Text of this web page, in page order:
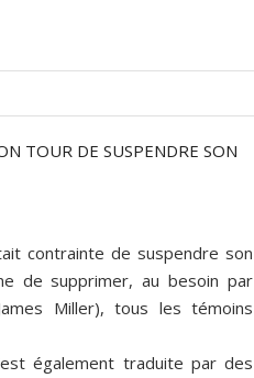
TOUR DE SUSPENDRE SON
contrainte de suspendre son
de supprimer, au besoin par
Miller), tous les témoins
également traduite par des